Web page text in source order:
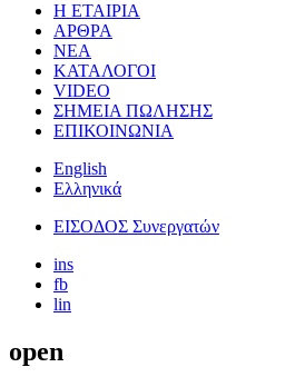
Η ΕΤΑΙΡΙΑ
ΑΡΘΡΑ
ΝΕΑ
ΚΑΤΑΛΟΓΟΙ
VIDEO
ΣΗΜΕΙΑ ΠΩΛΗΣΗΣ
ΕΠΙΚΟΙΝΩΝΙΑ
English
Ελληνικά
ΕΙΣΟΔΟΣ Συνεργατών
ins
fb
lin
open